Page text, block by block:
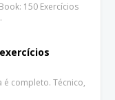
150 Exercícios
é completo. Técnico,